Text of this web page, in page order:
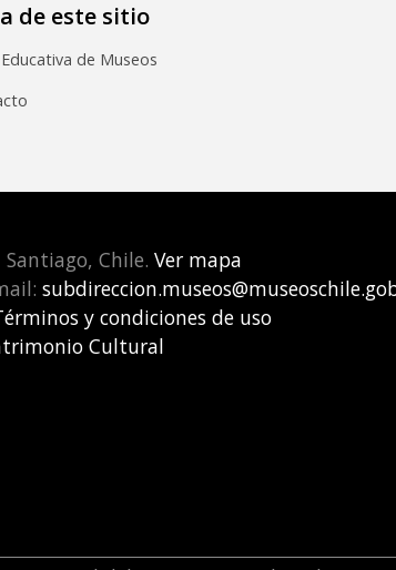
de este sitio
de Museos
Santiago, Chile. Ver mapa
y condiciones de uso
Cultural